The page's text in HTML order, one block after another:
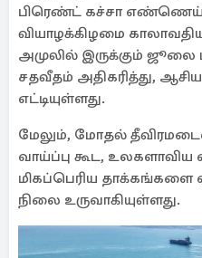
பிரெண்ட் கச்சா
வியாழக்கிழமை
அமுலில் இருக்கும் ஜூலை
சதவீதம் அதிகரித்து,
எட்டியுள்ளது.
மேலும், மோதல்
வாய்ப்பு கூட, உலகளாவிய
மிகப்பெரிய தாக்கங்களை
நிலை உருவாகியுள்ளது.